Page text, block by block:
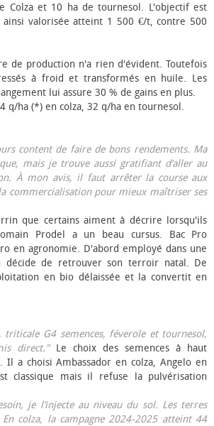
Colza et 10 ha de tournesol. L'objectif est
ainsi valorisée atteint 1 500 €/t, contre 500
de production n'a rien d'évident. Toutefois
à froid et transformés en huile. Les
lui assure 30 % de gains en plus.
q/ha (*) en colza, 32 q/ha en tournesol.
content de faire de bons rendements. Ma
mais je trouve aussi gratifiant d’aller au
À mon avis, il faut arrêter la course aux
commercialisation pour mieux maîtriser ses
que certains aiment à décrire lorsqu'ils
Prodel a un beau cursus. Bac Pro
en agronomie. D'abord employé dans une
décide de retrouver son terroir natal. De
en bio délaissée et la convertit en
triticale G4 semences, féverole et tournesol,
direct."Le choix des semences à haut
a choisi Ambassador en colza, Angelo en
classique mais il refuse la pulvérisation
je l’injecte au niveau du sol. Les terres
colza, la campagne 2024-2025 atteint 44